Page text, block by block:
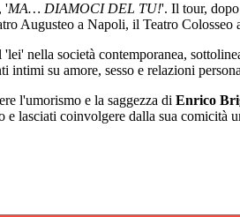
'MA… DIAMOCI DEL TU!'. Il tour,
Augusteo a Napoli, il Teatro Colosseo
nella società contemporanea,
intimi su amore, sesso e relazioni
l'umorismo e la saggezza di Enrico
lasciati coinvolgere dalla sua comicità